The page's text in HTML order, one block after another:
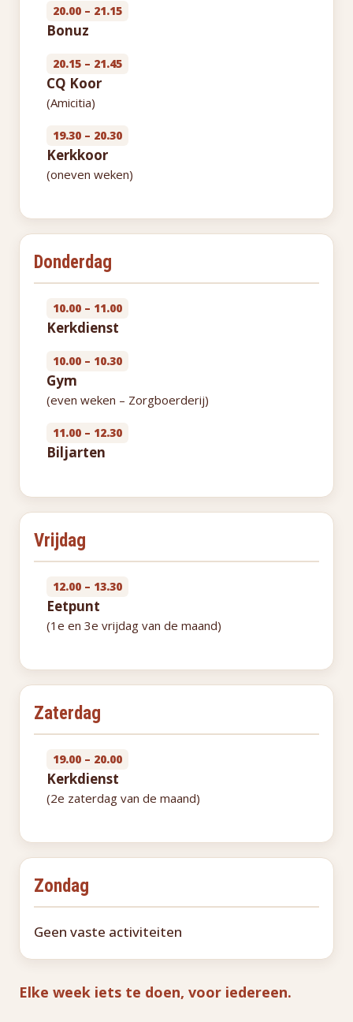
20.00 – 21.15
Bonuz
20.15 – 21.45
CQ Koor
(Amicitia)
19.30 – 20.30
Kerkkoor
(oneven weken)
Donderdag
10.00 – 11.00
Kerkdienst
10.00 – 10.30
Gym
(even weken – Zorgboerderij)
11.00 – 12.30
Biljarten
Vrijdag
12.00 – 13.30
Eetpunt
(1e en 3e vrijdag van de maand)
Zaterdag
19.00 – 20.00
Kerkdienst
(2e zaterdag van de maand)
Zondag
Geen vaste activiteiten
Elke week iets te doen, voor iedereen.